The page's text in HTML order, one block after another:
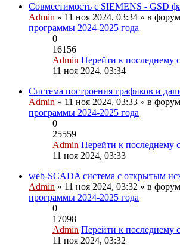
Совместимость с SIEMENS - GSD
Admin » 11 ноя 2024, 03:34 » в
программы 2024-2025 года
0
16156
Admin Перейти к последнему
11 ноя 2024, 03:34
Система построения графиков и
Admin » 11 ноя 2024, 03:33 » в
программы 2024-2025 года
0
25559
Admin Перейти к последнему
11 ноя 2024, 03:33
web-SCADA система с открытым
Admin » 11 ноя 2024, 03:32 » в
программы 2024-2025 года
0
17098
Admin Перейти к последнему
11 ноя 2024, 03:32